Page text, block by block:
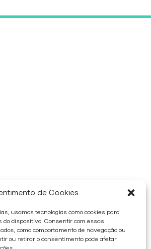
de Cookies
usamos tecnologias como cookies para
dispositivo. Consentir com essas
como comportamento de navegação ou
ou retirar o consentimento pode afetar